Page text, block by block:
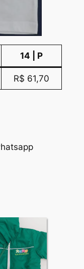
14 | P
R$ 61,70